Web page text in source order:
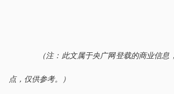
（注：此文属于央广网登载的商业信
点，仅供参考。）